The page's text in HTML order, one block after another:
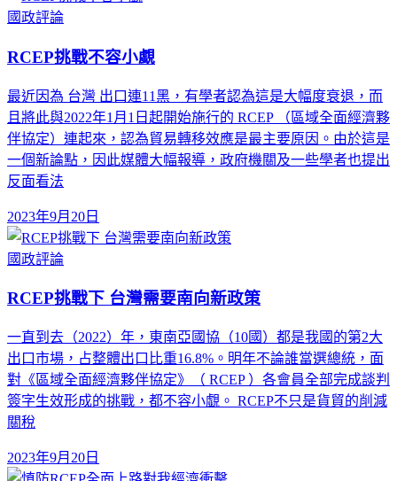
國政評論
RCEP挑戰不容小覷
最近因為 台灣 出口連11黑，有學者認為這是大幅度衰退，而
且將此與2022年1月1日起開始施行的 RCEP （區域全面經濟夥
伴協定）連起來，認為貿易轉移效應是最主要原因。由於這是
一個新論點，因此媒體大幅報導，政府機關及一些學者也提出
反面看法
2023年9月20日
國政評論
RCEP挑戰下 台灣需要南向新政策
一直到去（2022）年，東南亞國協（10國）都是我國的第2大
出口市場，占整體出口比重16.8%。明年不論誰當選總統，面
對《區域全面經濟夥伴協定》（ RCEP ）各會員全部完成談判
簽字生效形成的挑戰，都不容小覷。 RCEP不只是貨貿的削減
關稅
2023年9月20日